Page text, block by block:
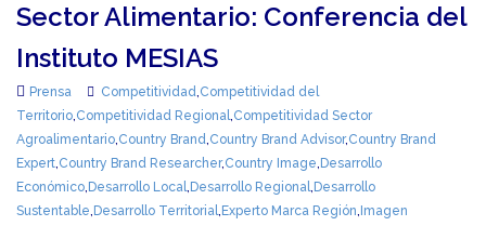
Sector Alimentario: Conferencia del
Instituto MESIAS
Prensa Competitividad,Competitividad del
Territorio,Competitividad Regional,Competitividad Sector
Agroalimentario,Country Brand,Country Brand Advisor,Country Brand
Expert,Country Brand Researcher,Country Image, Desarrollo
Económico, Desarrollo Local, Desarrollo Regional, Desarrollo
Sustentable, Desarrollo Territorial, Experto Marca Región, Imagen